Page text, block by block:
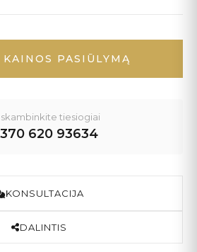
PASIŪLYMĄ
tiesiogiai
620 93634
KONSULTACIJA
DALINTIS